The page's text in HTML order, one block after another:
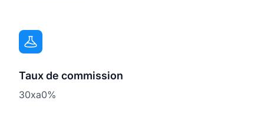
Taux de commission
30xa0%